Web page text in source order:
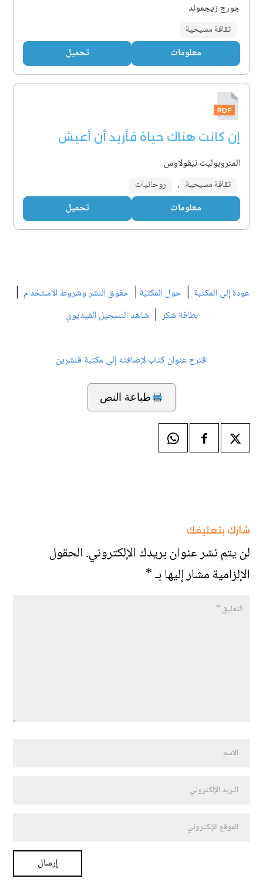
جورج زيجموند
ثقافة مسيحية
معلومات تحميل
إن كانت هناك حياة فأريد أن أعيش
المتروبوليت نيقولاوس
ثقافة مسيحية , روحانيات
معلومات تحميل
عودة إلى المكتبة | حول المكتبة | حقوق النشر وشروط الاستخدام |
بطاقة شكر| شاهد التسجيل الفيديوي
اقترح عنوان كتاب لإضافته إلى مكتبة قنشرين
طباعة النص
شارك بتعليقك
لن يتم نشر عنوان بريدك الإلكتروني.الحقول
الإلزامية مشار إليها بـ*